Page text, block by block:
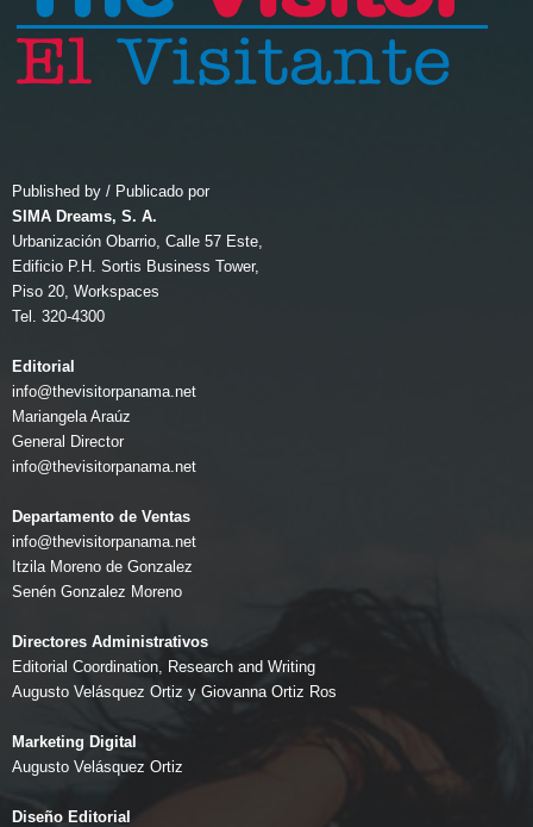
Published by / Publicado por
SIMA Dreams, S. A.
Urbanización Obarrio, Calle 57 Este,
Edificio P.H. Sortis Business Tower,
Piso 20, Workspaces
Tel. 320-4300
Editorial
info@thevisitorpanama.net
Mariangela Araúz
General Director
info@thevisitorpanama.net
Departamento de Ventas
info@thevisitorpanama.net
Itzila Moreno de Gonzalez
Senén Gonzalez Moreno
Directores Administrativos
Editorial Coordination, Research and Writing
Augusto Velásquez Ortiz y Giovanna Ortiz Ros
Marketing Digital
Augusto Velásquez Ortiz
Diseño Editorial